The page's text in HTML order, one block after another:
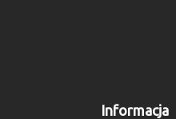
Informacja